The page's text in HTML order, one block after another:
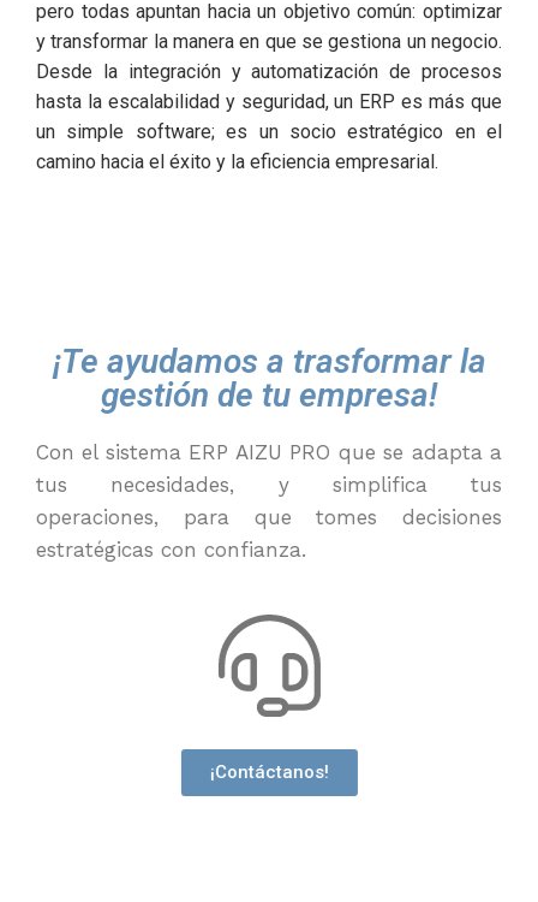
pero todas apuntan hacia un objetivo común: optimizar
y transformar la manera en que se gestiona un negocio.
Desde la integración y automatización de procesos
hasta la escalabilidad y seguridad, un ERP es más que
un simple software; es un socio estratégico en el
camino hacia el éxito y la eficiencia empresarial.
¡Te ayudamos a trasformar la
gestión de tu empresa!
Conelsistema ERP AIZU PRO que se adapta a
tus necesidades, y simplifica tus
operaciones, para que tomes decisiones
estratégicas con confianza.
¡Contáctanos!